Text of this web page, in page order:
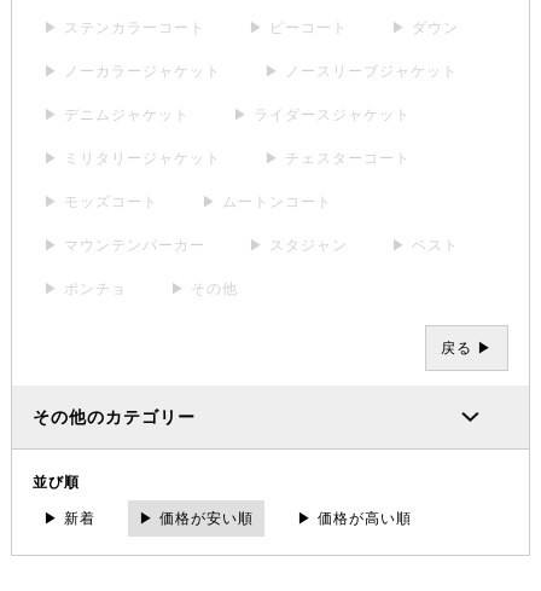
▶ ステンカラーコート ▶ ピーコート ▶ ダウン
▶ ノーカラージャケット ▶ ノースリーブジャケット
▶ デニムジャケット ▶ ライダースジャケット
▶ ミリタリージャケット ▶ チェスターコート
▶ モッズコート ▶ ムートンコート
▶ マウンテンパーカー ▶ スタジャン ▶ ベスト
▶ ポンチョ ▶ その他
戻る ▶
その他のカテゴリー
並び順
▶ 新着 ▶ 価格が安い順 ▶ 価格が高い順